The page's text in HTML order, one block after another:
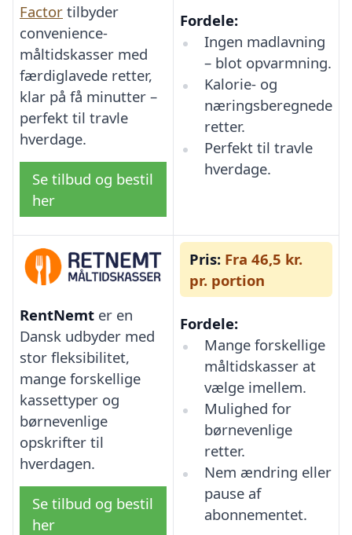
Factor tilbyder
convenience-
måltidskasser med
færdiglavede retter,
klar på få minutter –
perfekt til travle
hverdage.
Se tilbud og bestil
her
Fordele:
Ingen madlavning
– blot opvarmning.
Kalorie- og
næringsberegnede
retter.
Perfekt til travle
hverdage.
RentNemt er en
Dansk udbyder med
stor fleksibilitet,
mange forskellige
kassettyper og
børnevenlige
opskrifter til
hverdagen.
Se tilbud og bestil
her
Pris: Fra 46,5 kr.
pr. portion
Fordele:
Mange forskellige
måltidskasser at
vælge imellem.
Mulighed for
børnevenlige
retter.
Nem ændring eller
pause af
abonnementet.